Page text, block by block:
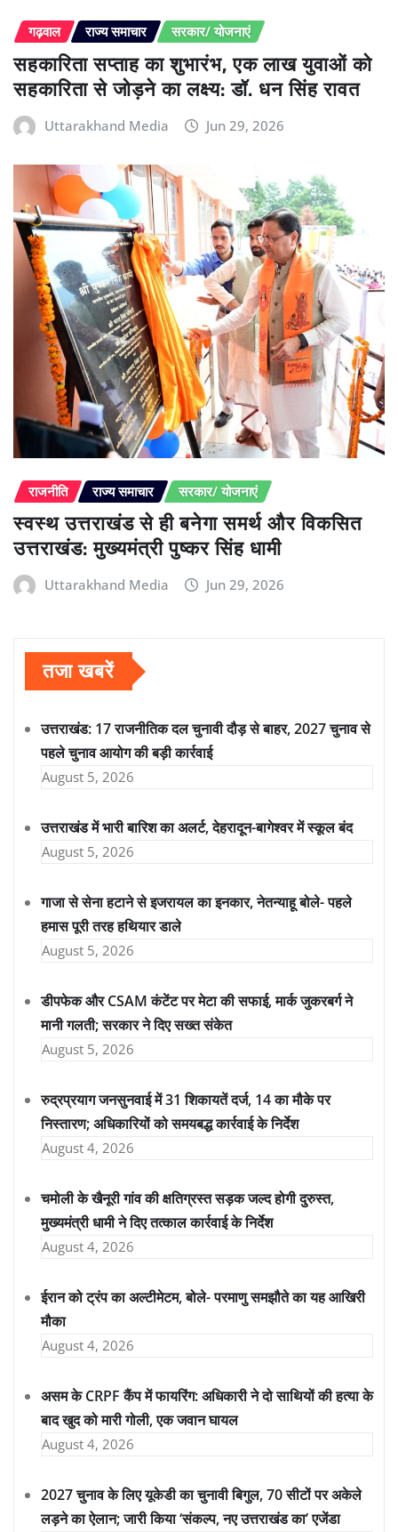
गढ़वाल राज्य समाचार सरकार/ योजनाएं
सहकारिता सप्ताह का शुभारंभ, एक लाख युवाओं को
सहकारिता से जोड़ने का लक्ष्य: डॉ. धन सिंह रावत
Uttarakhand Media Jun 29, 2026
राजनीति राज्य समाचार सरकार/ योजनाएं
स्वस्थ उत्तराखंड से ही बनेगा समर्थ और विकसित
उत्तराखंड: मुख्यमंत्री पुष्कर सिंह धामी
Uttarakhand Media Jun 29, 2026
तजा खबरें
उत्तराखंड: 17 राजनीतिक दल चुनावी दौड़ से बाहर, 2027 चुनाव से
पहले चुनाव आयोग की बड़ी कार्रवाई
August 5, 2026
उत्तराखंड में भारी बारिश का अलर्ट, देहरादून-बागेश्वर में स्कूल बंद
August 5, 2026
गाजा से सेना हटाने से इजरायल का इनकार, नेतन्याहू बोले- पहले
हमास पूरी तरह हथियार डाले
August 5, 2026
डीपफेक और CSAM कंटेंट पर मेटा की सफाई, मार्क जुकरबर्ग ने
मानी गलती; सरकार ने दिए सख्त संकेत
August 5, 2026
रुद्रप्रयाग जनसुनवाई में 31 शिकायतें दर्ज, 14 का मौके पर
निस्तारण; अधिकारियों को समयबद्ध कार्रवाई के निर्देश
August 4, 2026
चमोली के खैनूरी गांव की क्षतिग्रस्त सड़क जल्द होगी दुरुस्त,
मुख्यमंत्री धामी ने दिए तत्काल कार्रवाई के निर्देश
August 4, 2026
ईरान को ट्रंप का अल्टीमेटम, बोले- परमाणु समझौते का यह आखिरी
मौका
August 4, 2026
असम के CRPF कैंप में फायरिंग: अधिकारी ने दो साथियों की हत्या के
बाद खुद को मारी गोली, एक जवान घायल
August 4, 2026
2027 चुनाव के लिए यूकेडी का चुनावी बिगुल, 70 सीटों पर अकेले
लड़ने का ऐलान; जारी किया ‘संकल्प, नए उत्तराखंड का’ एजेंडा